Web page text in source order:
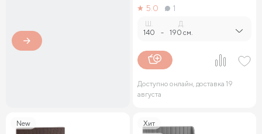
5.0
1
140 -
Д.
190 см.
Доступно онлайн, доставка 19
августа
New
Хит